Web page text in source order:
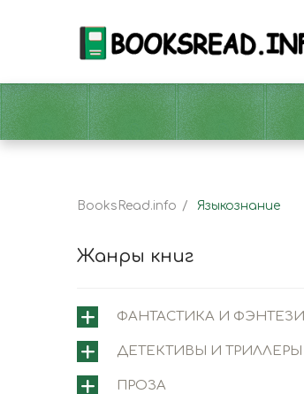
BooksRead.info Языкознание
Жанры книг
ФАНТАСТИКА И ФЭНТЕЗИ
ДЕТЕКТИВЫ И ТРИЛЛЕРЫ
ПРОЗА